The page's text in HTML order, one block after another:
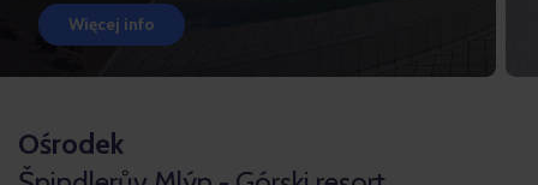
Więcej info
Ośrodek